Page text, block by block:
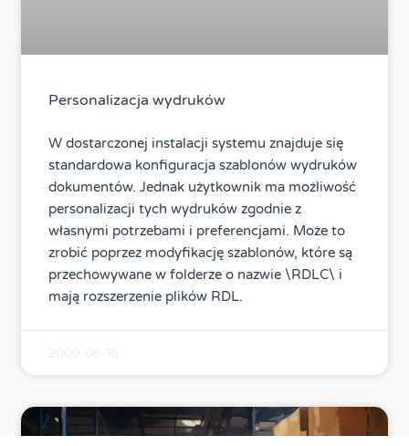
Personalizacja wydruków
W dostarczonej instalacji systemu znajduje się
standardowa konfiguracja szablonów wydruków
dokumentów. Jednak użytkownik ma możliwość
personalizacji tych wydruków zgodnie z
własnymi potrzebami i preferencjami. Może to
zrobić poprzez modyfikację szablonów, które są
przechowywane w folderze o nazwie \RDLC\ i
mają rozszerzenie plików RDL.